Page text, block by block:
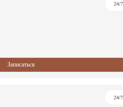
24/7
Записаться
24/7